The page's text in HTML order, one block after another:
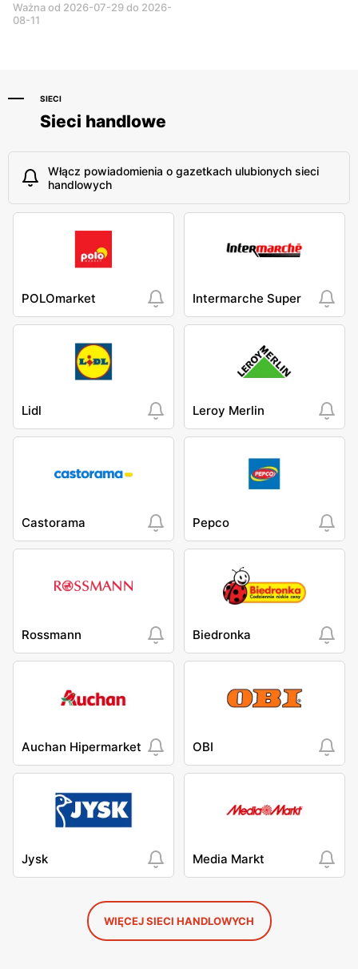
Ważna od 2026-07-29 do 2026-
08-11
SIECI
Sieci handlowe
Włącz powiadomienia o gazetkach ulubionych sieci
handlowych
POLOmarket Intermarche Super
Lidl Leroy Merlin
Castorama Pepco
Rossmann Biedronka
Auchan Hipermarket OBI
Jysk Media Markt
WIĘCEJ SIECI HANDLOWYCH